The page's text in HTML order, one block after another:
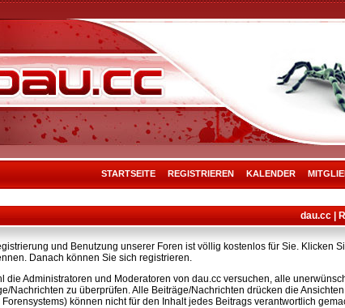
STARTSEITE REGISTRIEREN KALENDER
dau.cc |
und Benutzung unserer Foren ist völlig kostenlos für Sie. Klicken
Danach können Sie sich registrieren.
die Administratoren und Moderatoren von dau.cc versuchen, alle
Nachrichten zu überprüfen. Alle Beiträge/Nachrichten drücken die
können nicht für den Inhalt jedes Beitrags verantwortlich